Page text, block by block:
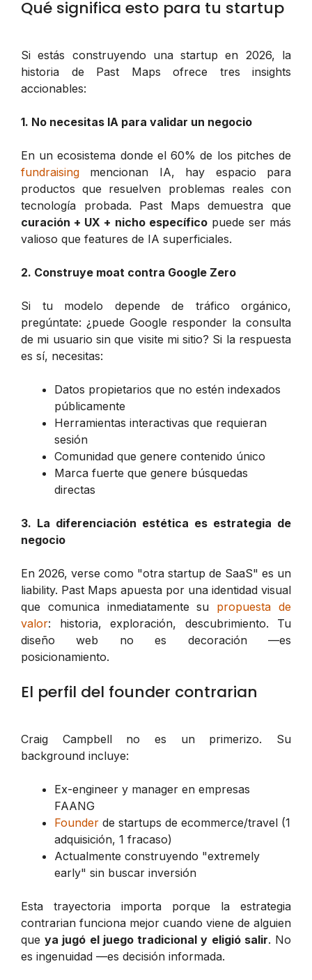
Qué significa esto para tu startup
Si estás construyendo una startup en 2026, la
historia de Past Maps ofrece tres insights
accionables:
1. No necesitas IA para validar un negocio
En un ecosistema donde el 60% de los pitches de
fundraising mencionan IA, hay espacio para
productos que resuelven problemas reales con
tecnología probada. Past Maps demuestra que
curación + UX + nicho específicopuede ser más
valioso que features de IA superficiales.
2. Construye moat contra Google Zero
Si tu modelo depende de tráfico orgánico,
pregúntate: ¿puede Google responder la consulta
de mi usuario sin que visite mi sitio? Si la respuesta
es sí, necesitas:
Datos propietarios que no estén indexados
públicamente
Herramientas interactivas que requieran
sesión
Comunidad que genere contenido único
Marca fuerte que genere búsquedas
directas
3. La diferenciación estética es estrategia de
negocio
En 2026, verse como "otra startup de SaaS" es un
liability. Past Maps apuesta por una identidad visual
que comunica inmediatamente su propuesta de
valor: historia, exploración, descubrimiento. Tu
diseño web no es decoración —es
posicionamiento.
El perfil del founder contrarian
Craig Campbell no es un primerizo. Su
background incluye:
Ex-engineer y manager en empresas
FAANG
Founder de startups de ecommerce/travel (1
adquisición, 1 fracaso)
Actualmente construyendo "extremely
early" sin buscar inversión
Esta trayectoria importa porque la estrategia
contrarian funciona mejor cuando viene de alguien
queya jugó el juego tradicional y eligió salir. No
es ingenuidad —es decisión informada.